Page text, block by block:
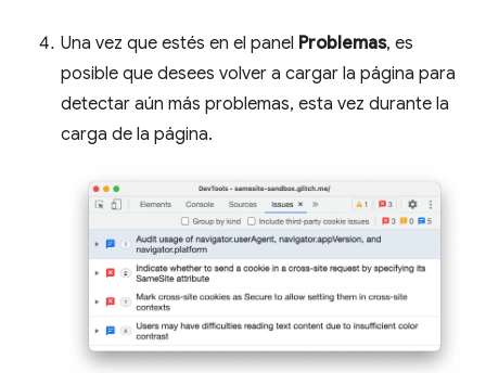
Una vez que estés en el panel Problemas, es
posible que desees volver a cargar la página para
detectar aún más problemas, esta vez durante la
carga de la página.